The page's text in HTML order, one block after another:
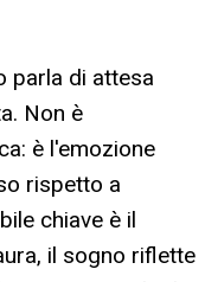
parla di attesa
Non è
è l'emozione
rispetto a
chiave è il
il sogno riflette